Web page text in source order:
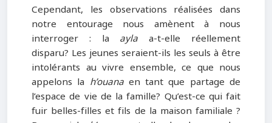
Cependant, les observations réalisées dans
notre entourage nous amènent à nous
interroger : la aylaa-t-elle réellement
disparu? Les jeunes seraient-ils les seuls à être
intolérants au vivre ensemble, ce que nous
appelons la h’ouanaen tant que partage de
l’espace de vie de la famille? Qu’est-ce qui fait
fuir belles-filles et fils de la maison familiale ?